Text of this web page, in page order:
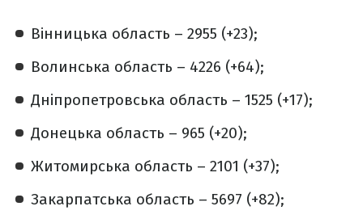
Вінницька область – 2955 (+23);
Волинська область – 4226 (+64);
Дніпропетровська область – 1525 (+17);
Донецька область – 965 (+20);
Житомирська область – 2101 (+37);
Закарпатська область – 5697 (+82);